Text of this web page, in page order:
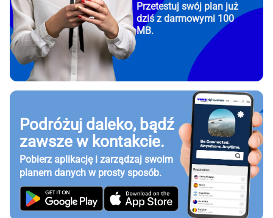
Przetestuj swój plan już
dziś z darmowymi 100
MB.
Podróżuj daleko, bądź
zawsze w kontakcie.
Pobierz aplikację i zarządzaj swoim
planem danych w prosty sposób.